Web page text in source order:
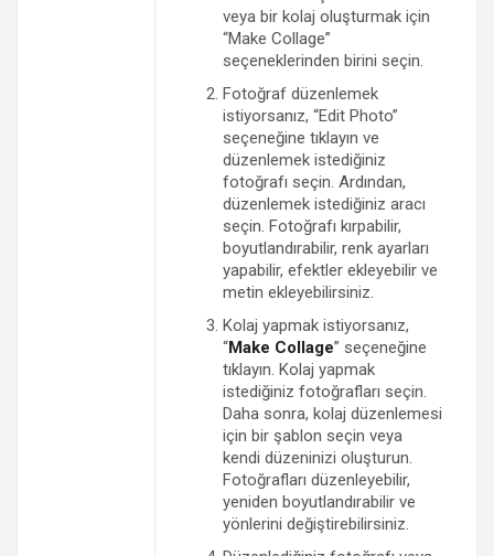
veya bir kolaj oluşturmak için
“Make Collage”
seçeneklerinden birini seçin.
Fotoğraf düzenlemek
istiyorsanız, “Edit Photo”
seçeneğine tıklayın ve
düzenlemek istediğiniz
fotoğrafı seçin. Ardından,
düzenlemek istediğiniz aracı
seçin. Fotoğrafı kırpabilir,
boyutlandırabilir, renk ayarları
yapabilir, efektler ekleyebilir ve
metin ekleyebilirsiniz.
Kolaj yapmak istiyorsanız,
“Make Collage” seçeneğine
tıklayın. Kolaj yapmak
istediğiniz fotoğrafları seçin.
Daha sonra, kolaj düzenlemesi
için bir şablon seçin veya
kendi düzeninizi oluşturun.
Fotoğrafları düzenleyebilir,
yeniden boyutlandırabilir ve
yönlerini değiştirebilirsiniz.